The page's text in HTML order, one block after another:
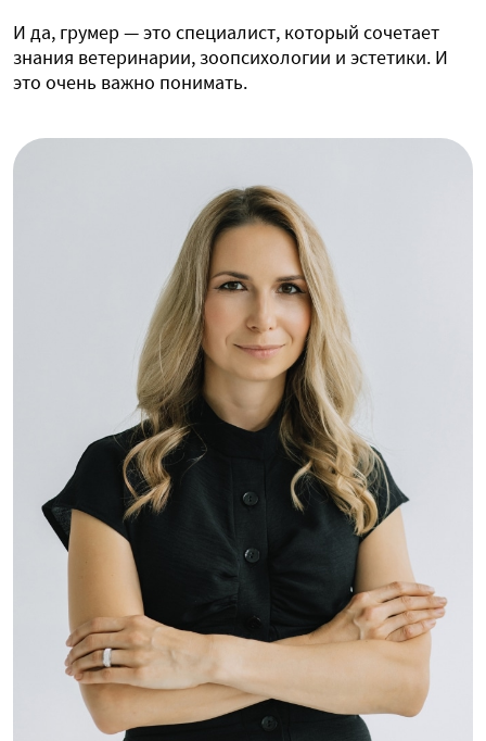
И да, грумер — это специалист, который сочетает
знания ветеринарии, зоопсихологии и эстетики. И
это очень важно понимать.